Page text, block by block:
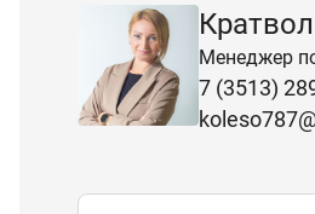
Менеджер
7 (3513)